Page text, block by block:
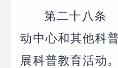
第二十八条
动中心和其他科
展科普教育活动